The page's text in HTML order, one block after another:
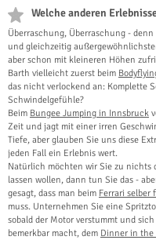
Welche anderen
Überraschung, Überraschung -
und gleichzeitig
aber schon mit kleineren Höhen
Barth vielleicht zuerst beim
das nicht verlockend an: Komplette
Schwindelgefühle?
Beim Bungee Jumping in Innsbruck
Zeit und jagt mit einer irren
Tiefe, aber glauben Sie uns diese
jeden Fall ein Erlebnis wert.
Natürlich möchten wir Sie zu nichts
lassen wollen, dann tun Sie das -
gesagt, dass man beim Ferrari selber
muss. Unternehmen Sie eine
sobald der Motor verstummt und
bemerkbar macht, dem Dinner in the